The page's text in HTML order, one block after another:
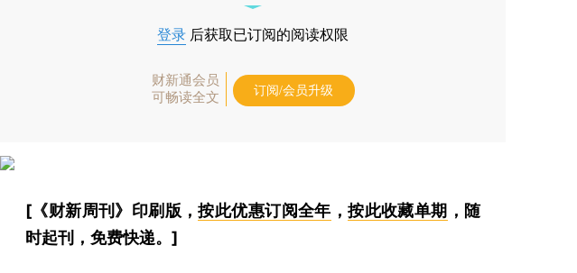
登录 后获取已订阅的阅读权限
财新通会员
可畅读全文
订阅/会员升级
[《财新周刊》印刷版，按此优惠订阅全年 ，按此收藏单期 ，随
时起刊，免费快递。]